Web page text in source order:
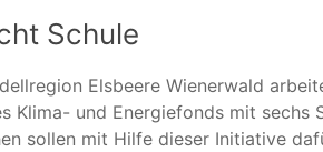
Schule
Elsbeere Wienerwald
Klima- und Energiefonds mit sechs
sollen mit Hilfe dieser Initiative